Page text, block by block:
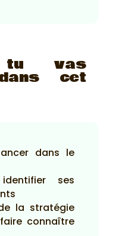
vas
cet
dans le
ses
la stratégie
connaître